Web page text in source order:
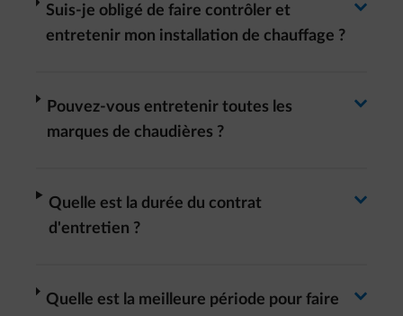
Suis-je obligé de faire contrôler et
entretenir mon installation de chauffage ?
arrow-right
Pouvez-vous entretenir toutes les
marques de chaudières ?
arrow-right
Quelle est la durée du contrat
d'entretien ?
arrow-right
Quelle est la meilleure période pour faire
arrow-right